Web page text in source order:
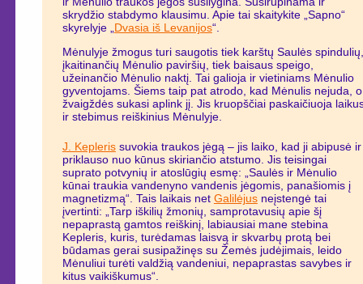
skrydžio stabdymo klausimu. Apie tai skaitykite „Sapno“
skyrelyje „ Dvasia iš Levanijos“.
Mėnulyje žmogus turi saugotis tiek karštų Saulės spindulių,
įkaitinančių Mėnulio paviršių, tiek baisaus speigo,
užeinančio Mėnulio naktį. Tai galioja ir vietiniams Mėnulio
gyventojams. Šiems taip pat atrodo, kad Mėnulis nejuda, o
žvaigždės sukasi aplink jį. Jis kruopščiai paskaičiuoja
ir stebimus reiškinius Mėnulyje.
J. Keplerissuvokia traukos jėgą – jis laiko, kad ji abipusė ir
priklauso nuo kūnus skiriančio atstumo. Jis teisingai
suprato potvynių ir atoslūgių esmę: „Saulės ir Mėnulio
kūnai traukia vandenyno vandenis jėgomis, panašiomis į
magnetizmą“. Tais laikais net Galilėjusneįstengė tai
įvertinti: „Tarp iškilių žmonių, samprotavusių apie šį
nepaprastą gamtos reiškinį, labiausiai mane stebina
Kepleris, kuris, turėdamas laisvą ir skvarbų protą bei
būdamas gerai susipažinęs su Žemės judėjimais, leido
Mėnuliui turėti valdžią vandeniui, nepaprastas savybes ir
kitus vaikiškumus“.